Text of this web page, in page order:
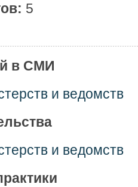
5
в СМИ
и ведомств
и ведомств